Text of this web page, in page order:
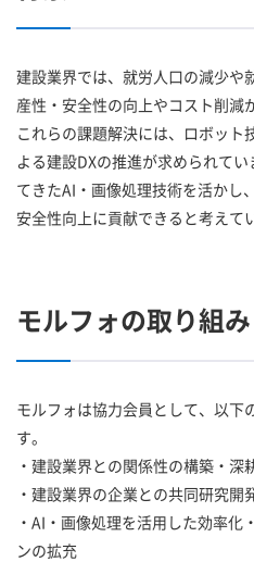
建設業界では、就労人口の減少や
産性・安全性の向上やコスト削減
これらの課題解決には、ロボット
よる建設DXの推進が求められて
てきたAI・画像処理技術を活かし
安全性向上に貢献できると考えて
モルフォの取り組
モルフォは協力会員として、以下
す。
・建設業界との関係性の構築・深
・建設業界の企業との共同研究開
・AI・画像処理を活用した効率化
ンの拡充